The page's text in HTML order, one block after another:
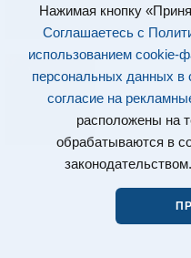
Нажимая кнопку
Соглашаетесь с
использованием cookie-
персональных данных в
согласие на
расположены на
обрабатываются в
законодательством.